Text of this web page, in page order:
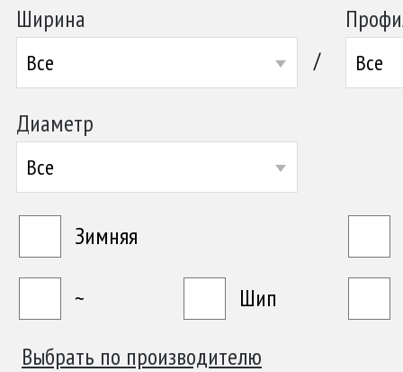
Ширина
Все / Все
Диаметр
Все
Зимняя
~
Шип
Выбрать по производителю